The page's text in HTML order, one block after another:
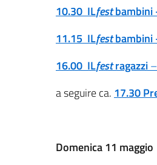
10.30 ILfestbambini
11.15 ILfestbambini
16.00 ILfestragazzi–
a seguire ca. 17.30
Domenica 11 maggio